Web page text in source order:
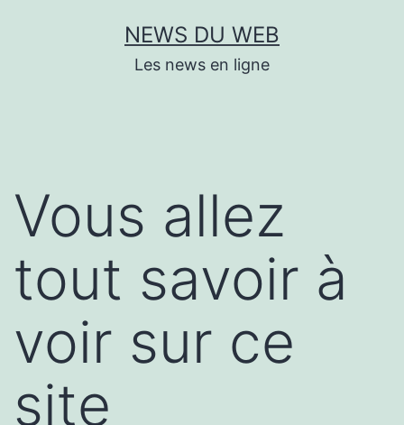
NEWS DU WEB
Les news en ligne
Vous allez
tout savoir à
voir sur ce
site